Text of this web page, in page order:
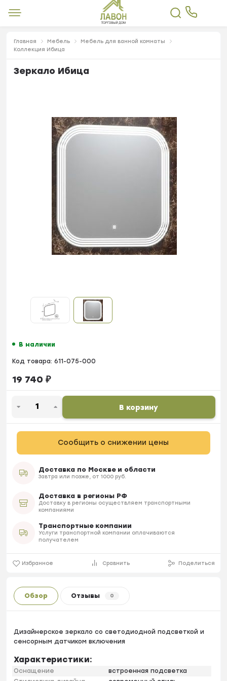
Главная Мебель
Мебель для ванной комнаты
Коллекция Ибица
Зеркало Ибица
В наличии
Код товара: 611-075-000
19 740 ₽
В корзину
Сообщить о снижении цены
Доставка по Москве и области
Завтра или позже, от 1000 руб.
Доставка в регионы РФ
Доставку в регионы осуществляем транспортными
компаниями
Транспортные компании
Услуги транспортной компании оплачиваются
получателем
Избранное Сравнить Поделиться
Обзор Отзывы 0
Дизайнерское зеркало со светодиодной подсветкой и
сенсорным датчиком включения
Характеристики:
Оснащение
встроенная подсветка